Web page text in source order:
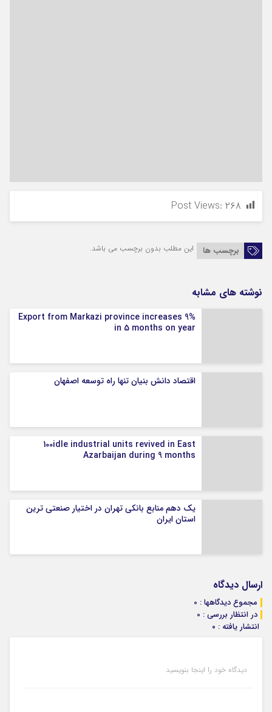
Post Views: ۲۶۸
برچسب ها این مطلب بدون برچسب می باشد.
نوشته های مشابه
Export from Markazi province increases 9%
in 5 months on year
اقتصاد دانش بنیان تنها راه توسعه اصفهان
100idle industrial units revived in East
Azarbaijan during 9 months
یک دهم منابع بانکی تهران در اختیار صنعتی ترین
استان ایران
ارسال دیدگاه
مجموع دیدگاهها : 0
در انتظار بررسی : 0
انتشار یافته : ۰
دیدگاه خود را اینجا بنویسید